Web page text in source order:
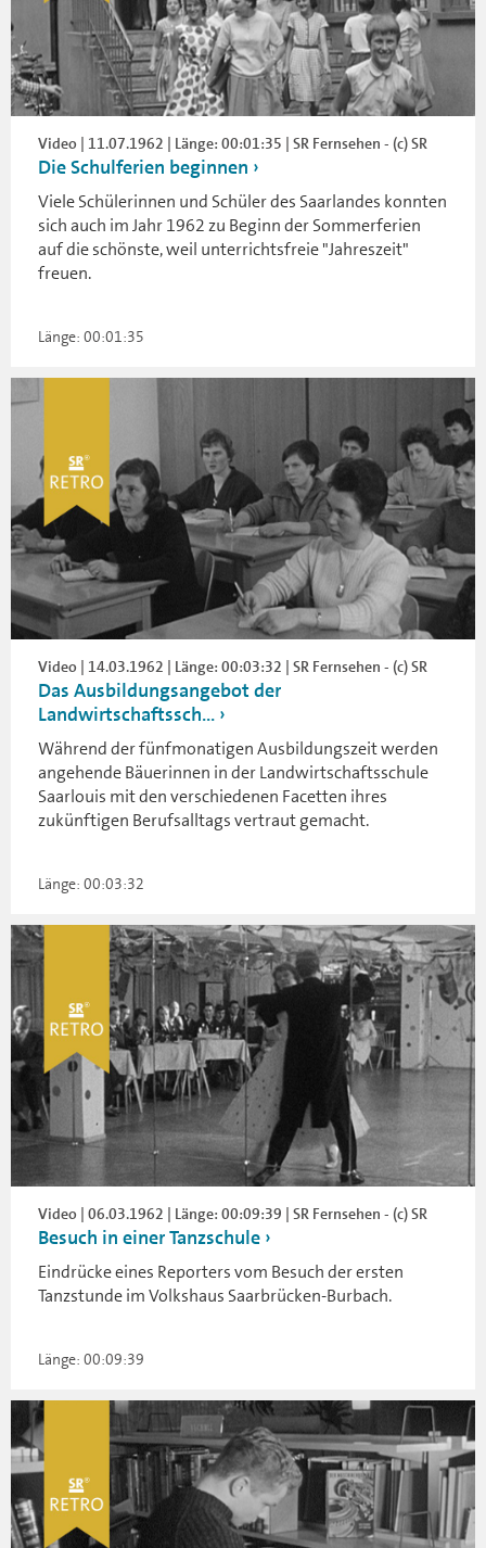
Video | 11.07.1962 | Länge: 00:01:35 | SR Fernsehen - (c) SR
Die Schulferien beginnen
Viele Schülerinnen und Schüler des Saarlandes konnten
sich auch im Jahr 1962 zu Beginn der Sommerferien
auf die schönste, weil unterrichtsfreie "Jahreszeit"
freuen.
Länge: 00:01:35
Video | 14.03.1962 | Länge: 00:03:32 | SR Fernsehen - (c) SR
Das Ausbildungsangebot der
Landwirtschaftssch...
Während der fünfmonatigen Ausbildungszeit werden
angehende Bäuerinnen in der Landwirtschaftsschule
Saarlouis mit den verschiedenen Facetten ihres
zukünftigen Berufsalltags vertraut gemacht.
Länge: 00:03:32
Video | 06.03.1962 | Länge: 00:09:39 | SR Fernsehen - (c) SR
Besuch in einer Tanzschule
Eindrücke eines Reporters vom Besuch der ersten
Tanzstunde im Volkshaus Saarbrücken-Burbach.
Länge: 00:09:39